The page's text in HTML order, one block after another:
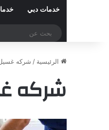
خدمات دبي
الرئيسية / شركه غسيل
شركه